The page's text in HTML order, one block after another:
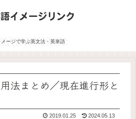
メージで学ぶ英文法・英単語
法まとめ／現在進行形と
2019.01.25 2024.05.13